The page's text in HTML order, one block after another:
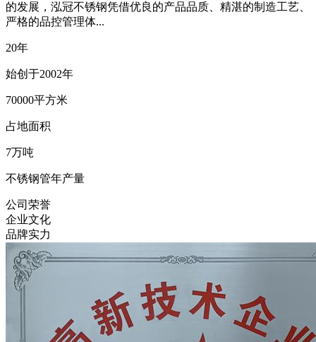
的发展，泓冠不锈钢凭借优良的产品品质、精湛的制造工艺、
严格的品控管理体...
20年
始创于2002年
70000平方米
占地面积
7万吨
不锈钢管年产量
公司荣誉
企业文化
品牌实力